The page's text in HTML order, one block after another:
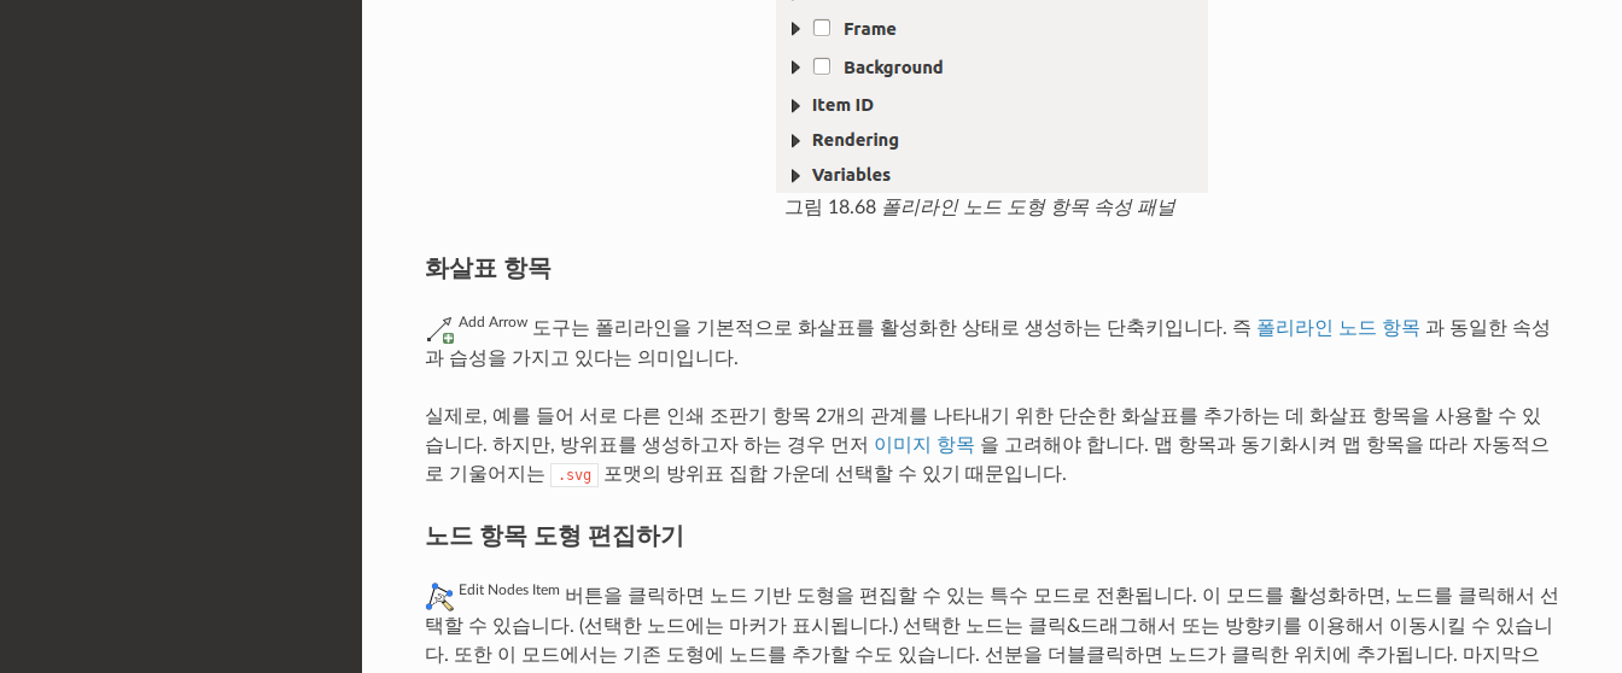
그림 18.68 폴리라인 노드 도형 항목 속성 패널
화살표 항목
Add Arrow도구는 폴리라인을 기본적으로 화살표를 활성화한 상태로 생성하는 단축키입니다. 즉 폴리라인 노드 항목 과 동일한 속성
과 습성을 가지고 있다는 의미입니다.
실제로, 예를 들어 서로 다른 인쇄 조판기 항목 2개의 관계를 나타내기 위한 단순한 화살표를 추가하는 데 화살표 항목을 사용할 수 있
습니다. 하지만, 방위표를 생성하고자 하는 경우 먼저 이미지 항목 을 고려해야 합니다. 맵 항목과 동기화시켜 맵 항목을 따라 자동적으
로 기울어지는
.svg 포맷의 방위표 집합 가운데 선택할 수 있기 때문입니다.
노드 항목 도형 편집하기
Edit Nodes Item 버튼을 클릭하면 노드 기반 도형을 편집할 수 있는 특수 모드로 전환됩니다. 이 모드를 활성화하면, 노드를 클릭해서 선
택할 수 있습니다. (선택한 노드에는 마커가 표시됩니다.) 선택한 노드는 클릭&드래그해서 또는 방향키를 이용해서 이동시킬 수 있습니
다. 또한 이 모드에서는 기존 도형에 노드를 추가할 수도 있습니다. 선분을 더블클릭하면 노드가 클릭한 위치에 추가됩니다. 마지막으